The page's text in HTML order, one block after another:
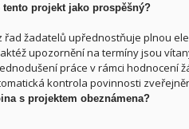
projekt jako prospěšný?
řad žadatelů upřednostňuje plnou
upozornění na termíny jsou
práce v rámci hodnocení
kontrola povinnosti
s projektem obeznámena?